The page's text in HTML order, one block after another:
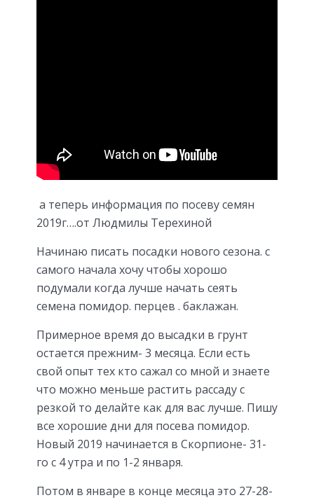
а теперь информация по посеву семян
2019г….от Людмилы Терехиной
Начинаю писать посадки нового сезона. с
самого начала хочу чтобы хорошо
подумали когда лучше начать сеять
семена помидор. перцев . баклажан.
Примерное время до высадки в грунт
остается прежним- 3 месяца. Если есть
свой опыт тех кто сажал со мной и знаете
что можно меньше растить рассаду с
резкой то делайте как для вас лучше. Пишу
все хорошие дни для посева помидор.
Новый 2019 начинается в Скорпионе- 31-
го с 4 утра и по 1-2 января.
Потом в январе в конце месяца это 27-28-